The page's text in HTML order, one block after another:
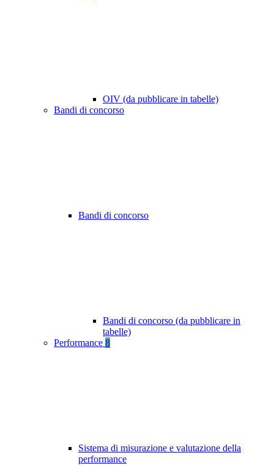
OIV (da pubblicare in tabelle)
Bandi di concorso
Bandi di concorso
Bandi di concorso (da pubblicare in
tabelle)
Performance 8
Sistema di misurazione e valutazione della
performance